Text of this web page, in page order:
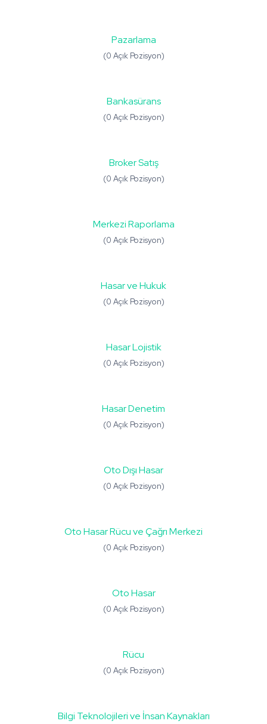
Pazarlama
(0 Açık Pozisyon)
Bankasürans
(0 Açık Pozisyon)
Broker Satış
(0 Açık Pozisyon)
Merkezi Raporlama
(0 Açık Pozisyon)
Hasar ve Hukuk
(0 Açık Pozisyon)
Hasar Lojistik
(0 Açık Pozisyon)
Hasar Denetim
(0 Açık Pozisyon)
Oto Dışı Hasar
(0 Açık Pozisyon)
Oto Hasar Rücu ve Çağrı Merkezi
(0 Açık Pozisyon)
Oto Hasar
(0 Açık Pozisyon)
Rücu
(0 Açık Pozisyon)
Bilgi Teknolojileri ve İnsan Kaynakları